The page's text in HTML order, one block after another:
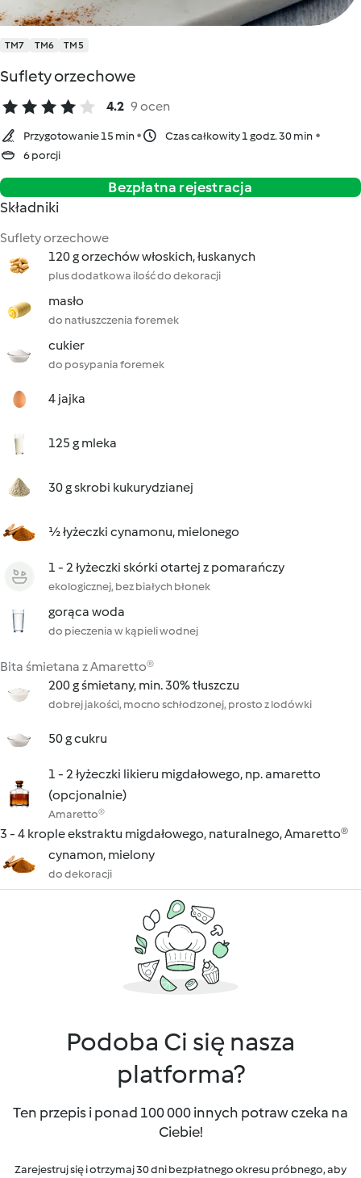
TM7 TM6 TM5
Suflety orzechowe
4.2 9 ocen
Przygotowanie 15 min
Czas całkowity 1 godz. 30 min
6 porcji
Bezpłatna rejestracja
Składniki
Suflety orzechowe
120 g orzechów włoskich, łuskanych
plus dodatkowa ilość do dekoracji
masło
do natłuszczenia foremek
cukier
do posypania foremek
4 jajka
125 g mleka
30 g skrobi kukurydzianej
½ łyżeczki cynamonu, mielonego
1 - 2 łyżeczki skórki otartej z pomarańczy
ekologicznej, bez białych błonek
gorąca woda
do pieczenia w kąpieli wodnej
Bita śmietana z Amaretto®
200 g śmietany, min. 30% tłuszczu
dobrej jakości, mocno schłodzonej, prosto z lodówki
50 g cukru
1 - 2 łyżeczki likieru migdałowego, np. amaretto
(opcjonalnie)
Amaretto®
3 - 4 krople ekstraktu migdałowego, naturalnego, Amaretto®
cynamon, mielony
do dekoracji
Podoba Ci się nasza
platforma?
Ten przepis i ponad 100 000 innych potraw czeka na
Ciebie!
Zarejestruj się i otrzymaj 30 dni bezpłatnego okresu próbnego, aby